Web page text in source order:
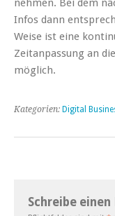
nehmen. Bei dem
Infos dann
Weise ist eine
Zeitanpassung an
möglich.
Kategorien: Digital
Schreibe